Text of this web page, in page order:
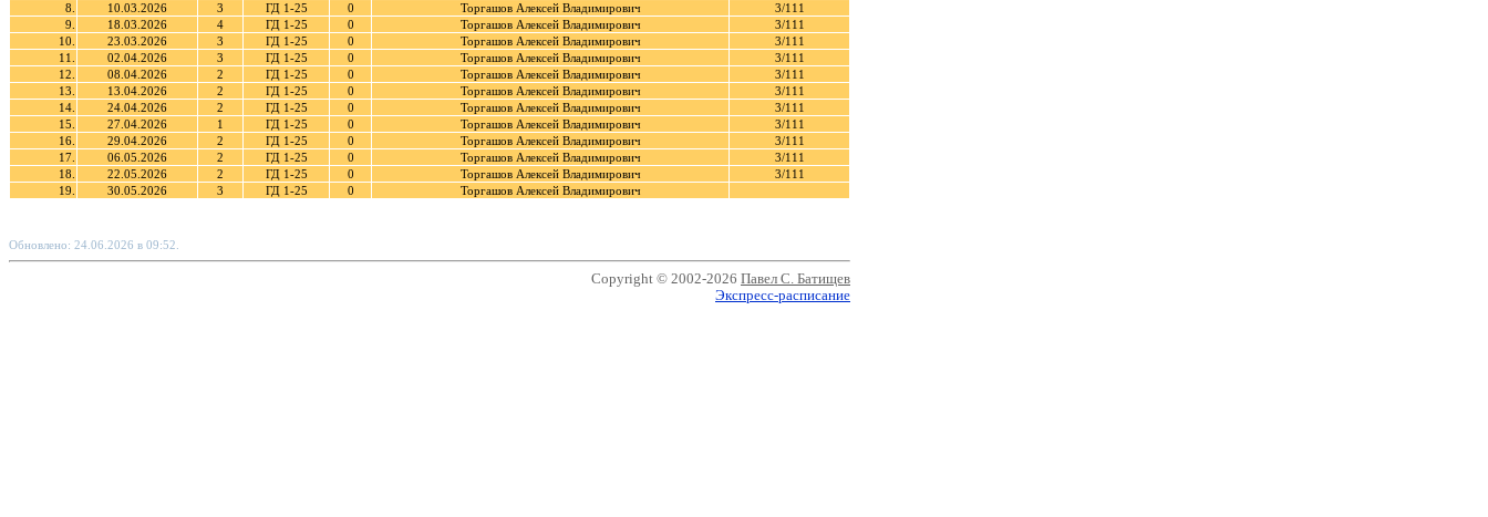
8.
10.03.2026 3 ГД 1-25 0 Торгашов Алексей Владимирович
3/111
9.
18.03.2026 4 ГД 1-25 0 Торгашов Алексей Владимирович
3/111
10.
23.03.2026 3 ГД 1-25 0 Торгашов Алексей Владимирович
3/111
11.
02.04.2026 3 ГД 1-25 0 Торгашов Алексей Владимирович
3/111
12.
08.04.2026 2 ГД 1-25 0 Торгашов Алексей Владимирович
3/111
13.
13.04.2026 2 ГД 1-25 0 Торгашов Алексей Владимирович
3/111
14.
24.04.2026 2 ГД 1-25 0 Торгашов Алексей Владимирович
3/111
15.
27.04.2026 1 ГД 1-25 0 Торгашов Алексей Владимирович
3/111
16.
29.04.2026 2 ГД 1-25 0 Торгашов Алексей Владимирович
3/111
17.
06.05.2026 2 ГД 1-25 0 Торгашов Алексей Владимирович
3/111
18.
22.05.2026 2 ГД 1-25 0 Торгашов Алексей Владимирович
3/111
19.
30.05.2026 3 ГД 1-25 0 Торгашов Алексей Владимирович
Обновлено: 24.06.2026 в 09:52.
Copyright © 2002-2026 Павел С. Батищев
Экспресс-расписание